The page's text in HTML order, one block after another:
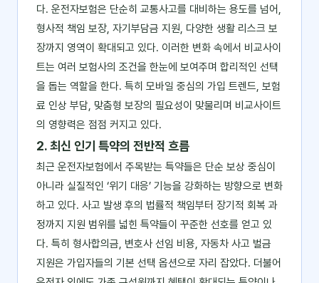
다. 운전자보험은 단순히 교통사고를 대비하는 용도를 넘어,
형사적 책임 보장, 자기부담금 지원, 다양한 생활 리스크 보
장까지 영역이 확대되고 있다. 이러한 변화 속에서 비교사이
트는 여러 보험사의 조건을 한눈에 보여주며 합리적인 선택
을 돕는 역할을 한다. 특히 모바일 중심의 가입 트렌드, 보험
료 인상 부담, 맞춤형 보장의 필요성이 맞물리며 비교사이트
의 영향력은 점점 커지고 있다.
2. 최신 인기 특약의 전반적 흐름
최근 운전자보험에서 주목받는 특약들은 단순 보상 중심이
아니라 실질적인 ‘위기 대응’ 기능을 강화하는 방향으로 변화
하고 있다. 사고 발생 후의 법률적 책임부터 장기적 회복 과
정까지 지원 범위를 넓힌 특약들이 꾸준한 선호를 얻고 있
다. 특히 형사합의금, 변호사 선임 비용, 자동차 사고 벌금
지원은 가입자들의 기본 선택 옵션으로 자리 잡았다. 더불어